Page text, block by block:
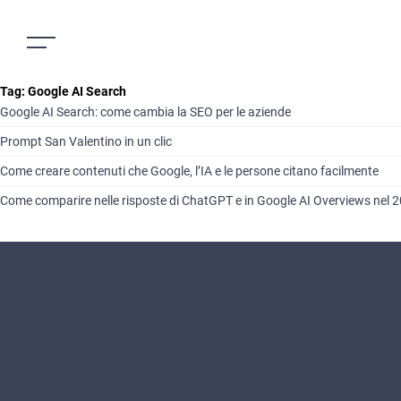
Tag: Google AI Search
Google AI Search: come cambia la SEO per le aziende
Prompt San Valentino in un clic
Come creare contenuti che Google, l’IA e le persone citano facilmente
Come comparire nelle risposte di ChatGPT e in Google AI Overviews nel